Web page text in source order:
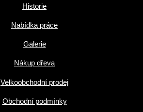
Historie
Nabídka práce
Galerie
Nákup dřeva
Velkoobchodní prodej
Obchodní podmínky